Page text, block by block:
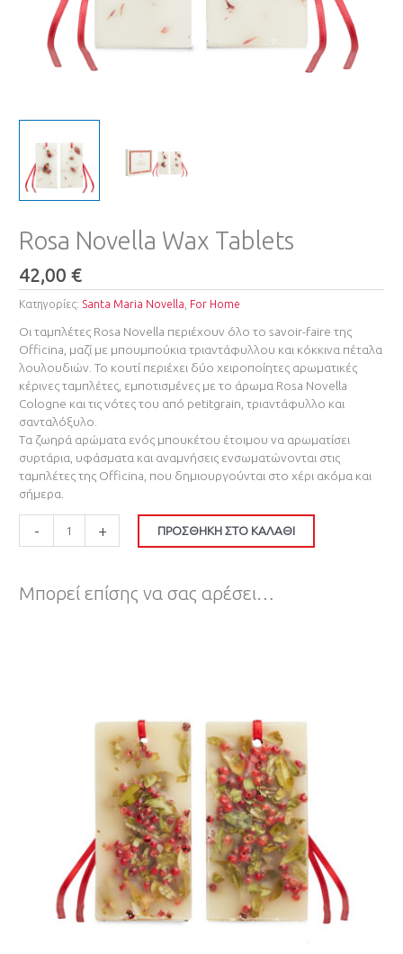
Rosa Novella Wax Tablets
42,00€
Κατηγορίες: Santa Maria Novella For Home
Οι ταμπλέτες Rosa Novella περιέχουν όλο το savoir-faire της
Officina, μαζί με μπουμπούκια τριαντάφυλλου και κόκκινα πέταλα
λουλουδιών. Το κουτί περιέχει δύο χειροποίητες αρωματικές
κέρινες ταμπλέτες, εμποτισμένες με το άρωμα Rosa Novella
Cologne και τις νότες του από petitgrain, τριαντάφυλλο και
σανταλόξυλο.
Τα ζωηρά αρώματα ενός μπουκέτου έτοιμου να αρωματίσει
συρτάρια, υφάσματα και αναμνήσεις ενσωματώνονται στις
ταμπλέτες της Officina, που δημιουργούνται στο χέρι ακόμα και
σήμερα.
- + ΠΡΟΣΘΉΚΗ ΣΤΟ ΚΑΛΆΘΙ
Μπορεί επίσης να σας αρέσει…